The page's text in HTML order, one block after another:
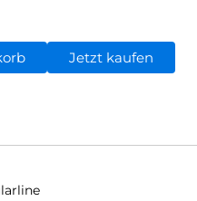
Jetzt kaufen